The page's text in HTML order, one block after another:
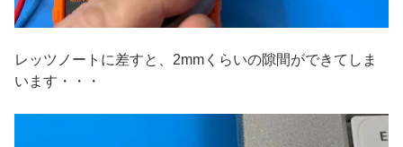
レッツノートに差すと、2mmくらいの隙間ができてしま
います・・・